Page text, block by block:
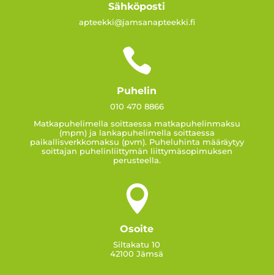
Sähköposti
apteekki@jamsanapteekki.fi

Puhelin
010 470 8866
Matkapuhelimella soittaessa matkapuhelinmaksu
(mpm) ja lankapuhelimella soittaessa
paikallisverkkomaksu (pvm). Puheluhinta määräytyy
soittajan puhelinliittymän liittymäsopimuksen
perusteella.

Osoite
Siltakatu 10
42100 Jämsä